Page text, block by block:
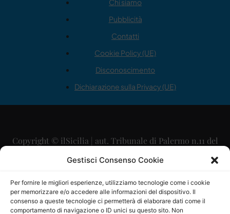
Gestisci Consenso Cookie
Per fornire le migliori esperienze, utilizziamo tecnologie come i cookie
per memorizzare e/o accedere alle informazioni del dispositivo. Il
consenso a queste tecnologie ci permetterà di elaborare dati come il
comportamento di navigazione o ID unici su questo sito. Non
Chi siamo
Pubblicità
Contatti
Cookie Policy (UE)
Disconoscimento
Dichiarazione sulla Privacy (UE)
Copyright © ilSicilia | aut. Tribunale di Palermo n.11 del
29/09/2015
Direttore Editoriale: Maurizio Scaglione